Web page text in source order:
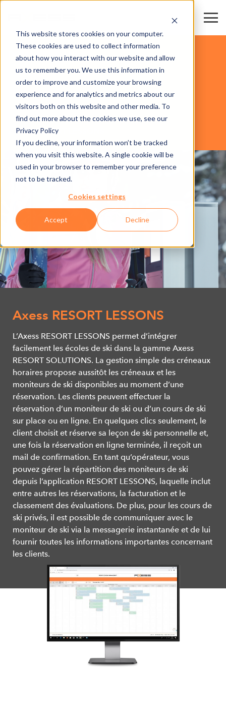
This website stores cookies on your computer.
These cookies are used to collect information
about how you interact with our website and allow
us to remember you. We use this information in
order to improve and customize your browsing
experience and for analytics and metrics about our
visitors both on this website and other media. To
find out more about the cookies we use, see our
Privacy Policy
If you decline, your information won’t be tracked
when you visit this website. A single cookie will be
used in your browser to remember your preference
not to be tracked.
Cookies settings
Accept Decline
AXESS RESORT LESSONS
SOFTWARE
DOMAINES SKIABLES
Axess RESORT LESSONS
L’Axess RESORT LESSONS permet d’intégrer
facilement les écoles de ski dans la gamme Axess
RESORT SOLUTIONS. La gestion simple des créneaux
horaires propose aussitôt les créneaux et les
moniteurs de ski disponibles au moment d’une
réservation. Les clients peuvent effectuer la
réservation d’un moniteur de ski ou d’un cours de ski
sur place ou en ligne. En quelques clics seulement, le
client choisit et réserve sa leçon de ski personnelle et,
une fois la réservation en ligne terminée, il reçoit un
mail de confirmation. En tant qu’opérateur, vous
pouvez gérer la répartition des moniteurs de ski
depuis l’application RESORT LESSONS, laquelle inclut
entre autres les réservations, la facturation et le
classement des évaluations. De plus, pour les cours de
ski privés, il est possible de communiquer avec le
moniteur de ski via la messagerie instantanée et de lui
fournir toutes les informations importantes concernant
les clients.